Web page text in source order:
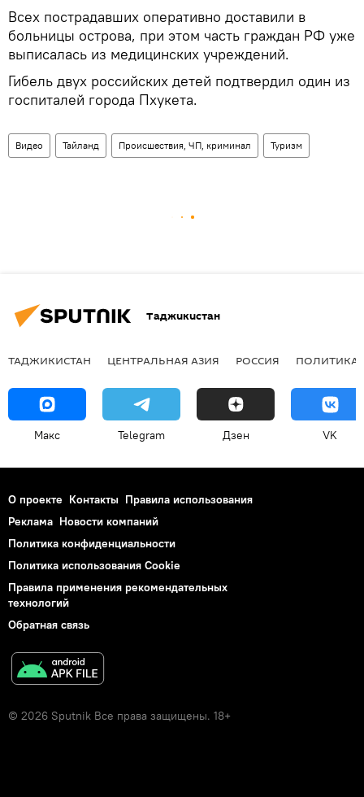
Всех пострадавших оперативно доставили в
больницы острова, при этом часть граждан РФ уже
выписалась из медицинских учреждений.
Гибель двух российских детей подтвердил один из
госпиталей города Пхукета.
Видео Тайланд Происшествия, ЧП, криминал Туризм
Таджикистан
ТАДЖИКИСТАН ЦЕНТРАЛЬНАЯ АЗИЯ РОССИЯ ПОЛИТИКА
Макс Telegram Дзен VK
О проекте Контакты Правила использования
Реклама Новости компаний
Политика конфиденциальности
Политика использования Cookie
Правила применения рекомендательных
технологий
Обратная связь
© 2026 Sputnik Все права защищены. 18+